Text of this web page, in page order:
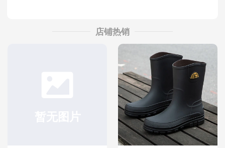
店铺热销